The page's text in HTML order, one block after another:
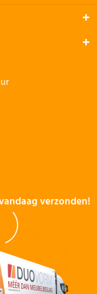
verzonden!